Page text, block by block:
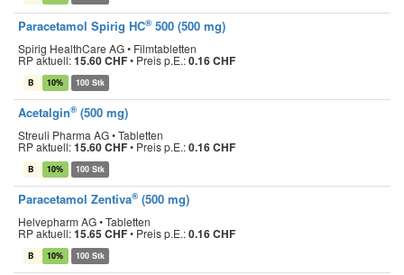
Paracetamol Spirig HC® 500 (500 mg)
Spirig HealthCare AG • Filmtabletten
RP aktuell:15.60 CHF• Preis p.E.:0.16 CHF
B 10% 100 Stk
Acetalgin® (500 mg)
Streuli Pharma AG • Tabletten
RP aktuell:15.60 CHF• Preis p.E.:0.16 CHF
B 10% 100 Stk
Paracetamol Zentiva® (500 mg)
Helvepharm AG • Tabletten
RP aktuell:15.65 CHF• Preis p.E.:0.16 CHF
B 10% 100 Stk